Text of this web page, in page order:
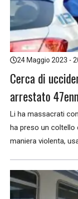
24 Maggio 2023 -
Cerca di
arrestato
Li ha massacrati
ha preso un coltello
maniera violenta,